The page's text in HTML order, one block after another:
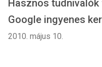
Hasznos
Google ingyenes
2010. május 10.